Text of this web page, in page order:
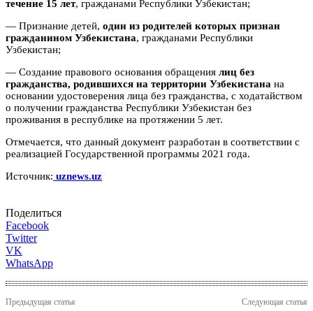
течение 15 лет, гражданами Республики Узбекистан;
— Признание детей, один из родителей которых признан
гражданином Узбекистана, гражданами Республики
Узбекистан;
— Создание правового основания обращения лиц без
гражданства, родившихся на территории Узбекистана на
основании удостоверения лица без гражданства, с ходатайством
о получении гражданства Республики Узбекистан без
проживания в республике на протяжении 5 лет.
Отмечается, что данный документ разработан в соответствии с
реализацией Государственной программы 2021 года.
Источник: uznews.uz
Поделиться
Facebook
Twitter
VK
WhatsApp
Предыдущая статья
Следующая статья